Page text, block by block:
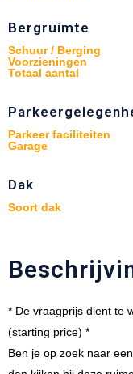
Bergruimte
Schuur / Berging
Voorzieningen
Totaal aantal
Parkeer faciliteiten
Garage
Dak
Soort dak
* De vraagprijs dient te
(starting price) *
Ben je op zoek naar